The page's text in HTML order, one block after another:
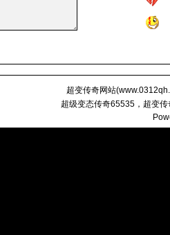
超变传奇网站(
超级变态传奇65535，超变